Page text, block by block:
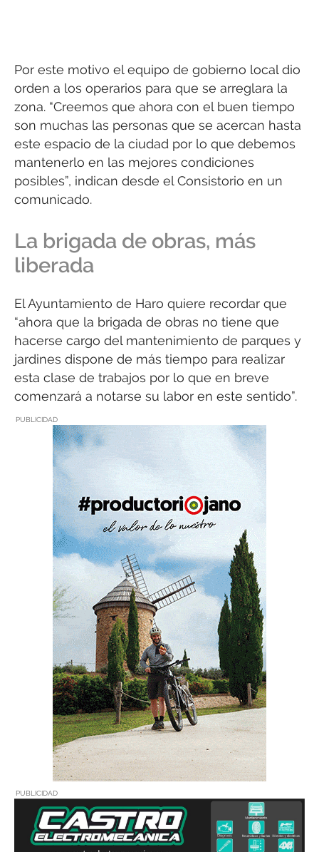
Por este motivo el equipo de gobierno local dio
orden a los operarios para que se arreglara la
zona. “Creemos que ahora con el buen tiempo
son muchas las personas que se acercan hasta
este espacio de la ciudad por lo que debemos
mantenerlo en las mejores condiciones
posibles”, indican desde el Consistorio en un
comunicado.
La brigada de obras, más
liberada
El Ayuntamiento de Haro quiere recordar que
“ahora que la brigada de obras no tiene que
hacerse cargo del mantenimiento de parques y
jardines dispone de más tiempo para realizar
esta clase de trabajos por lo que en breve
comenzará a notarse su labor en este sentido”.
PUBLICIDAD
PUBLICIDAD